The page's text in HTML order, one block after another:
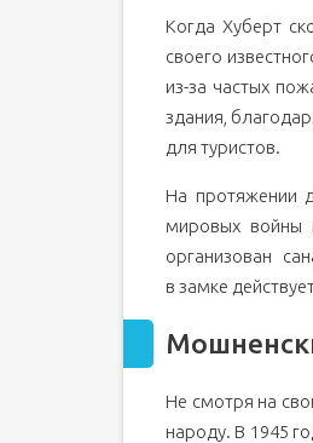
Когда Хуберт
своего
из-за частых
здания,
для туристов.
На протяжении
мировых войны
организован
в замке
Не смотря на
народу. В 1945